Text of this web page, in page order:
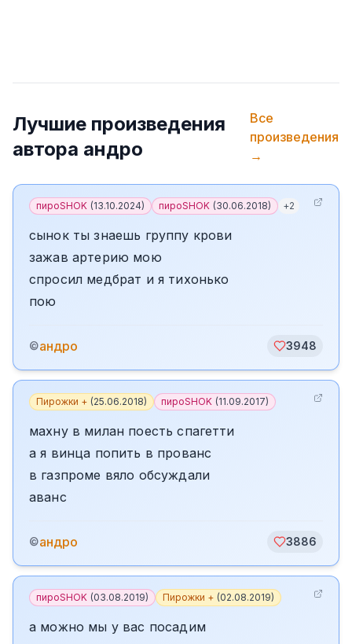
Лучшие произведения
автора андро
Все
произведения
→
пироSHOK (13.10.2024) пироSHOK (30.06.2018) +2
сынок ты знаешь группу крови
зажав артерию мою
спросил медбрат и я тихонько
пою
©андро 3948
Пирожки + (25.06.2018) пироSHOK (11.09.2017)
махну в милан поесть спагетти
а я винца попить в прованс
в газпроме вяло обсуждали
аванс
©андро 3886
пироSHOK (03.08.2019) Пирожки + (02.08.2019)
а можно мы у вас посадим